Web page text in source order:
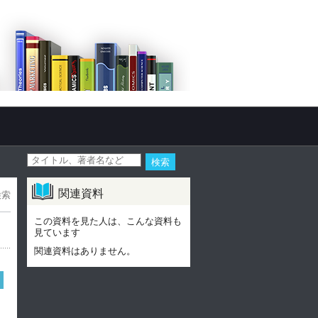
関連資料
この資料を見た人は、こんな資料も
見ています
関連資料はありません。